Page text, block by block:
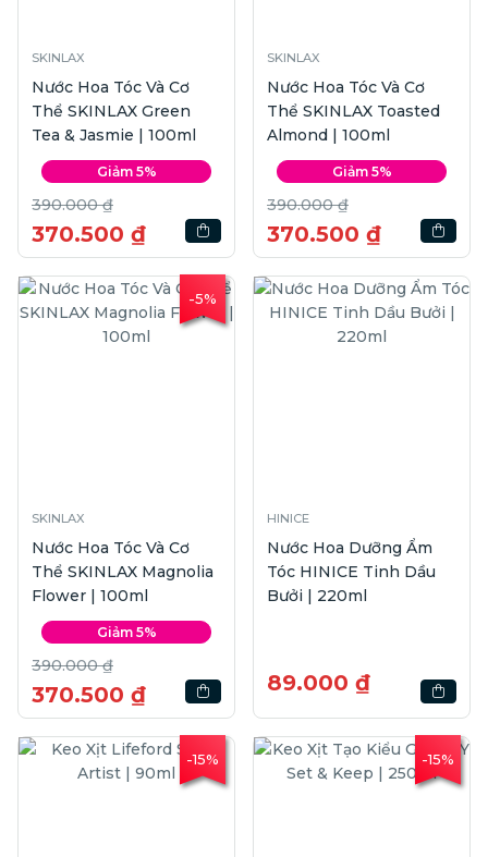
SKINLAX
Nước Hoa Tóc Và Cơ
Thể SKINLAX Green
Tea & Jasmie | 100ml
Giảm 5%
390.000 ₫
370.500 ₫
SKINLAX
Nước Hoa Tóc Và Cơ
Thể SKINLAX Toasted
Almond | 100ml
Giảm 5%
390.000 ₫
370.500 ₫
-5%
SKINLAX
Nước Hoa Tóc Và Cơ
Thể SKINLAX Magnolia
Flower | 100ml
Giảm 5%
390.000 ₫
370.500 ₫
HINICE
Nước Hoa Dưỡng Ẩm
Tóc HINICE Tinh Dầu
Bưởi | 220ml
89.000 ₫
-15% -15%